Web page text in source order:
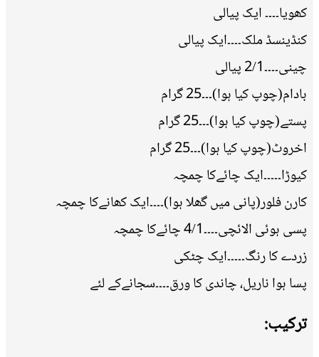
کھویا۔۔۔۔ ایک پیالی
کنڈینسڈ ملک۔۔۔۔ایک پیالی
چینی۔۔۔۔2/1 پیالی
بادام(چوپ کیا ہوا)۔۔۔25 گرام
پستے(چوپ کیا ہوا)۔۔۔25 گرام
اخروٹ(چوپ کیا ہوا)۔۔۔25 گرام
کیوڑا۔۔۔۔۔ایک چائےکا چمچہ
کارن فلور(پانی میں گھلا ہوا)۔۔۔۔ایک کھانےکا چمچہ
پسی ہوئی الائچی۔۔۔۔4/1 چائےکا چمچہ
زردے کا رنگ۔۔۔۔۔ایک چٹکی
پسا ہوا ناریل، چاندی کا ورق۔۔۔۔سجانےکے لئے
ترکیب: